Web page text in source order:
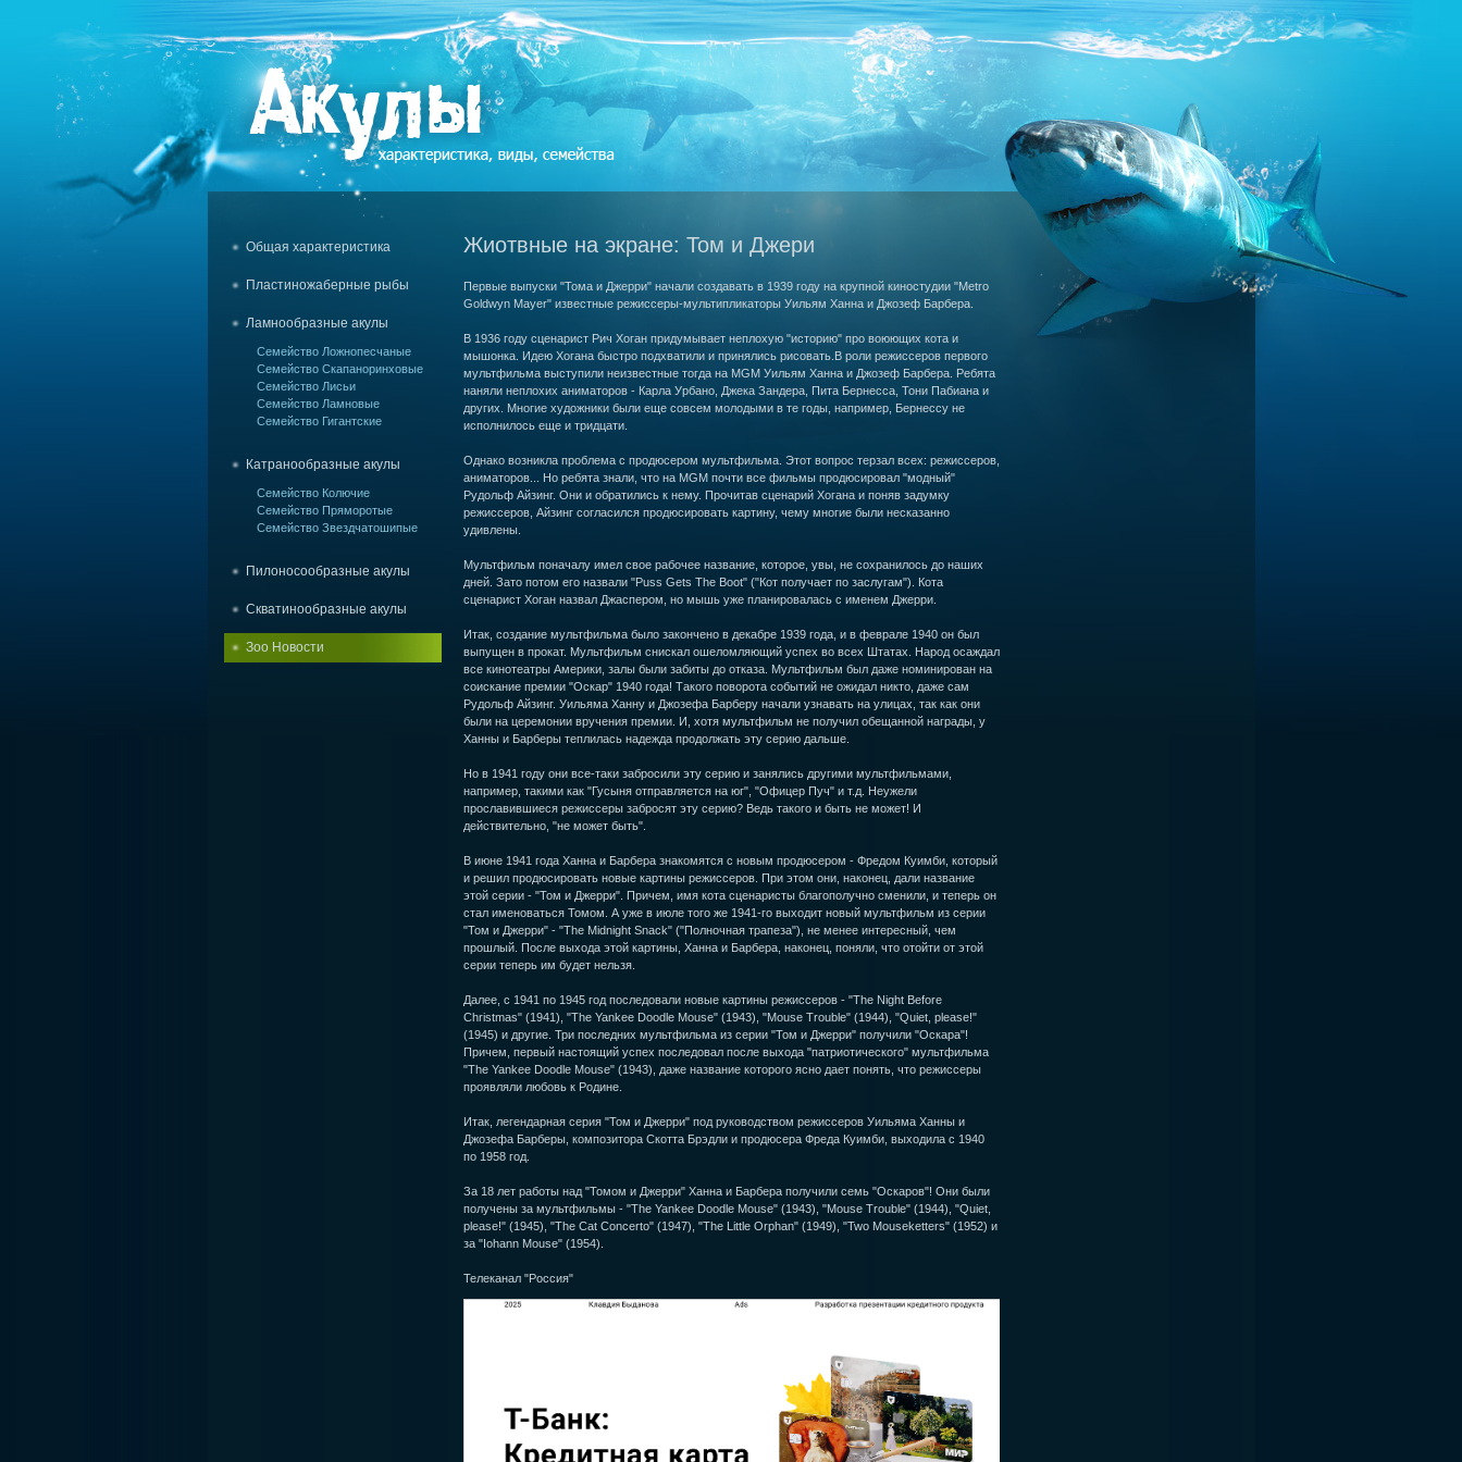
Общая характеристика
Пластиножаберные рыбы
Ламнообразные акулы
Семейство Ложнопесчаные
Семейство Скапаноринховые
Семейство Лисьи
Семейство Ламновые
Семейство Гигантские
Катранообразные акулы
Семейство Колючие
Семейство Пряморотые
Семейство Звездчатошипые
Пилоносообразные акулы
Скватинообразные акулы
Зоо Новости
Жиотвные на экране: Том и Джери
Первые выпуски "Тома и Джерри" начали создавать в 1939 году на крупной киностудии "Metro
Goldwyn Mayer" известные режиссеры-мультипликаторы Уильям Ханна и Джозеф Барбера.
В 1936 году сценарист Рич Хоган придумывает неплохую "историю" про воюющих кота и
мышонка. Идею Хогана быстро подхватили и принялись рисовать.В роли режиссеров первого
мультфильма выступили неизвестные тогда на MGM Уильям Ханна и Джозеф Барбера. Ребята
наняли неплохих аниматоров - Карла Урбано, Джека Зандера, Пита Бернесса, Тони Пабиана и
других. Многие художники были еще совсем молодыми в те годы, например, Бернессу не
исполнилось еще и тридцати.
Однако возникла проблема с продюсером мультфильма. Этот вопрос терзал всех: режиссеров,
аниматоров... Но ребята знали, что на MGM почти все фильмы продюсировал "модный"
Рудольф Айзинг. Они и обратились к нему. Прочитав сценарий Хогана и поняв задумку
режиссеров, Айзинг согласился продюсировать картину, чему многие были несказанно
удивлены.
Мультфильм поначалу имел свое рабочее название, которое, увы, не сохранилось до наших
дней. Зато потом его назвали "Puss Gets The Boot" ("Кот получает по заслугам"). Кота
сценарист Хоган назвал Джаспером, но мышь уже планировалась с именем Джерри.
Итак, создание мультфильма было закончено в декабре 1939 года, и в феврале 1940 он был
выпущен в прокат. Мультфильм снискал ошеломляющий успех во всех Штатах. Народ осаждал
все кинотеатры Америки, залы были забиты до отказа. Мультфильм был даже номинирован на
соискание премии "Оскар" 1940 года! Такого поворота событий не ожидал никто, даже сам
Рудольф Айзинг. Уильяма Ханну и Джозефа Барберу начали узнавать на улицах, так как они
были на церемонии вручения премии. И, хотя мультфильм не получил обещанной награды, у
Ханны и Барберы теплилась надежда продолжать эту серию дальше.
Но в 1941 году они все-таки забросили эту серию и занялись другими мультфильмами,
например, такими как "Гусыня отправляется на юг", "Офицер Пуч" и т.д. Неужели
прославившиеся режиссеры забросят эту серию? Ведь такого и быть не может! И
действительно, "не может быть".
В июне 1941 года Ханна и Барбера знакомятся с новым продюсером - Фредом Куимби, который
и решил продюсировать новые картины режиссеров. При этом они, наконец, дали название
этой серии - "Том и Джерри". Причем, имя кота сценаристы благополучно сменили, и теперь он
стал именоваться Томом. А уже в июле того же 1941-го выходит новый мультфильм из серии
"Том и Джерри" - "The Midnight Snack" ("Полночная трапеза"), не менее интересный, чем
прошлый. После выхода этой картины, Ханна и Барбера, наконец, поняли, что отойти от этой
серии теперь им будет нельзя.
Далее, с 1941 по 1945 год последовали новые картины режиссеров - "The Night Before
Christmas" (1941), "The Yankee Doodle Mouse" (1943), "Mouse Trouble" (1944), "Quiet, please!"
(1945) и другие. Три последних мультфильма из серии "Том и Джерри" получили "Оскара"!
Причем, первый настоящий успех последовал после выхода "патриотического" мультфильма
"The Yankee Doodle Mouse" (1943), даже название которого ясно дает понять, что режиссеры
проявляли любовь к Родине.
Итак, легендарная серия "Том и Джерри" под руководством режиссеров Уильяма Ханны и
Джозефа Барберы, композитора Скотта Брэдли и продюсера Фреда Куимби, выходила с 1940
по 1958 год.
За 18 лет работы над "Томом и Джерри" Ханна и Барбера получили семь "Оскаров"! Они были
получены за мультфильмы - "The Yankee Doodle Mouse" (1943), "Mouse Trouble" (1944), "Quiet,
please!" (1945), "The Cat Concerto" (1947), "The Little Orphan" (1949), "Two Mouseketters" (1952) и
за "Iohann Mouse" (1954).
Телеканал "Россия"